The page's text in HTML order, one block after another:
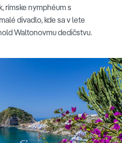
rímske nymphéum s
divadlo, kde sa v lete
Waltonovmu dedičstvu.